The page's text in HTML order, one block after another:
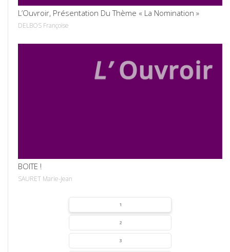
L’Ouvroir, Présentation Du Thème « La Nomination »
DELBOS Françoise
BOITE !
SAURET Marie-Jean
1
2
3